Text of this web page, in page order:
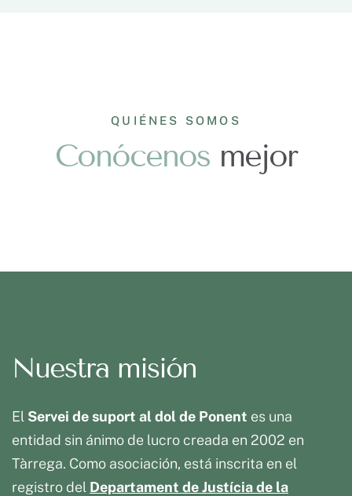
QUIÉNES SOMOS
Conócenos mejor
Nuestra misión
El Servei de suport al dol de Ponent es una
entidad sin ánimo de lucro creada en 2002 en
Tàrrega. Como asociación, está inscrita en el
registro del Departament de Justícia de la